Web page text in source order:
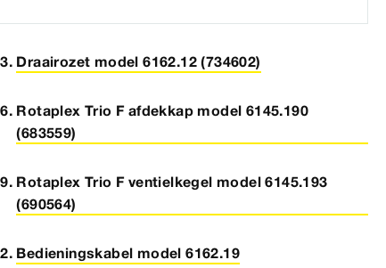
Draairozet model 6162.12 (734602)
Rotaplex Trio F afdekkap model 6145.190
(683559)
Rotaplex Trio F ventielkegel model 6145.193
(690564)
Bedieningskabel model 6162.19